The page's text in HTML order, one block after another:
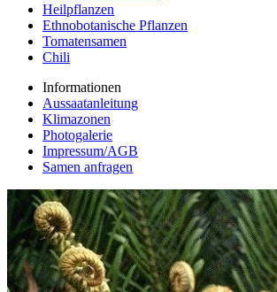
Heilpflanzen
Ethnobotanische Pflanzen
Tomatensamen
Chili
Informationen
Aussaatanleitung
Klimazonen
Photogalerie
Impressum/AGB
Samen anfragen